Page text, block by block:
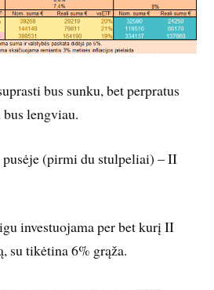
bus sunku, bet perpratus
lengviau.
(pirmi du stulpeliai) – II
investuojama per bet kurį II
su tikėtina 6% grąža.